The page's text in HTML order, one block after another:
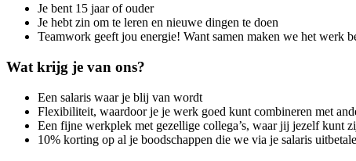
Je bent 15 jaar of ouder
Je hebt zin om te leren en nieuwe dingen te doen
Teamwork geeft jou energie! Want samen maken we het werk
Wat krijg je van ons?
Een salaris waar je blij van wordt
Flexibiliteit, waardoor je je werk goed kunt combineren met
Een fijne werkplek met gezellige collega’s, waar jij jezelf kunt
10% korting op al je boodschappen die we via je salaris